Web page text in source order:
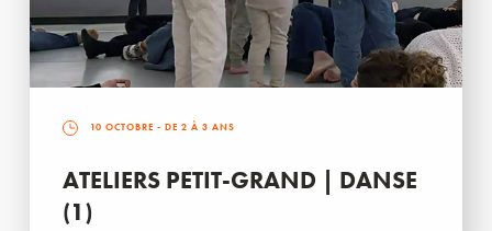
10 OCTOBRE - DE 2 À 3 ANS
ATELIERS PETIT-GRAND | DANSE
(1)